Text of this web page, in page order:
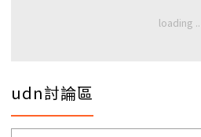
udn討論區